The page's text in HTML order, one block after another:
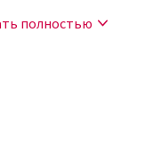
полностью